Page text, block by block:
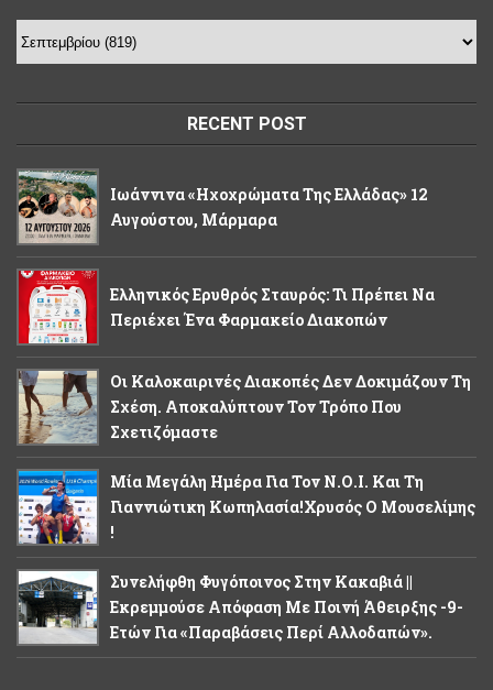
RECENT POST
Ιωάννινα «Ηχοχρώματα Της Ελλάδας» 12
Αυγούστου, Μάρμαρα
Ελληνικός Ερυθρός Σταυρός: Τι Πρέπει Να
Περιέχει Ένα Φαρμακείο Διακοπών
Οι Καλοκαιρινές Διακοπές Δεν Δοκιμάζουν Τη
Σχέση. Αποκαλύπτουν Τον Τρόπο Που
Σχετιζόμαστε
Μία Μεγάλη Ημέρα Για Τον Ν.Ο.Ι. Και Τη
Γιαννιώτικη Κωπηλασία!Χρυσός Ο Μουσελίμης
!
Συνελήφθη Φυγόποινος Στην Κακαβιά ||
Εκρεμμούσε Απόφαση Με Ποινή Άθειρξης -9-
Ετών Για «παραβάσεις Περί Αλλοδαπών».